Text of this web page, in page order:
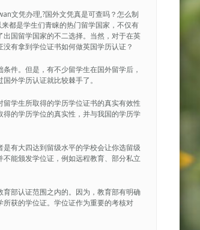
文凭办理,?国外文凭真是可查吗？怎么制
都是学生们青睐的热门留学国家，不仅有
国留学国家的不二选择。当然，对于在英
有拿到学位证书如何做英国学历认证？
件。但是，有不少留学生在国外留学后，
外学历认证就比较棘手了。
学生所取得的学历学位证书的真实有效性
的学历学位的真实性，并与我国的学历学
有大四达到留级水平的学校会让你选留级
能颁发学位证，例如远程教育、部分私立
部认证范围之内的。因为，教育部有明确
获的学位证。学位证作为重要的考核对